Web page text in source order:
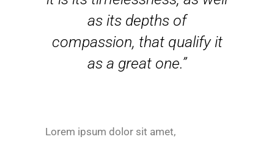
as its depths of
compassion, that qualify it
as a great one.”
Lorem ipsum dolor sit amet,